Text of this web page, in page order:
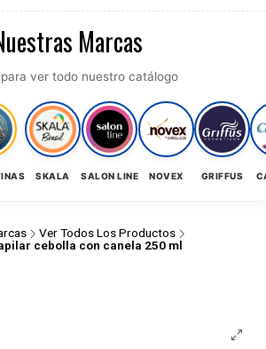
Marcas
para ver todo nuestro catálogo
SKALA SALON LINE NOVEX GRIFFUS
Ver Todos Los Productos
cebolla con canela 250 ml